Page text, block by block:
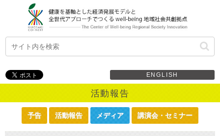
ENGLISH
活動報告
予告 活動報告 メディア 講演会・セミナー